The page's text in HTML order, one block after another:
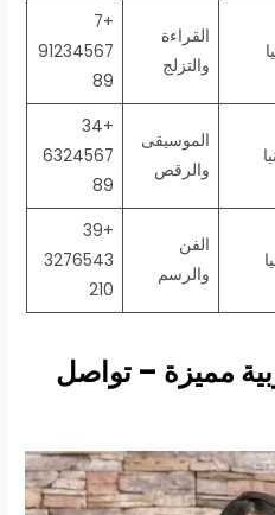
القراءة
والتزلج
+7
91234567
89
الموسيقى
والرقص
+34
6324567
89
الفن
والرسم
+39
3276543
210
مميزة – تواصل